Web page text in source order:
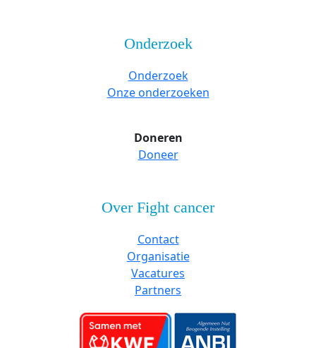
Onderzoek
Onderzoek
Onze onderzoeken
Doneren
Doneer
Over Fight cancer
Contact
Organisatie
Vacatures
Partners